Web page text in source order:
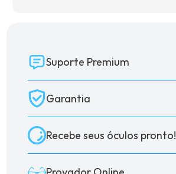
Suporte Premium
Garantia
Recebe seus óculos pronto!